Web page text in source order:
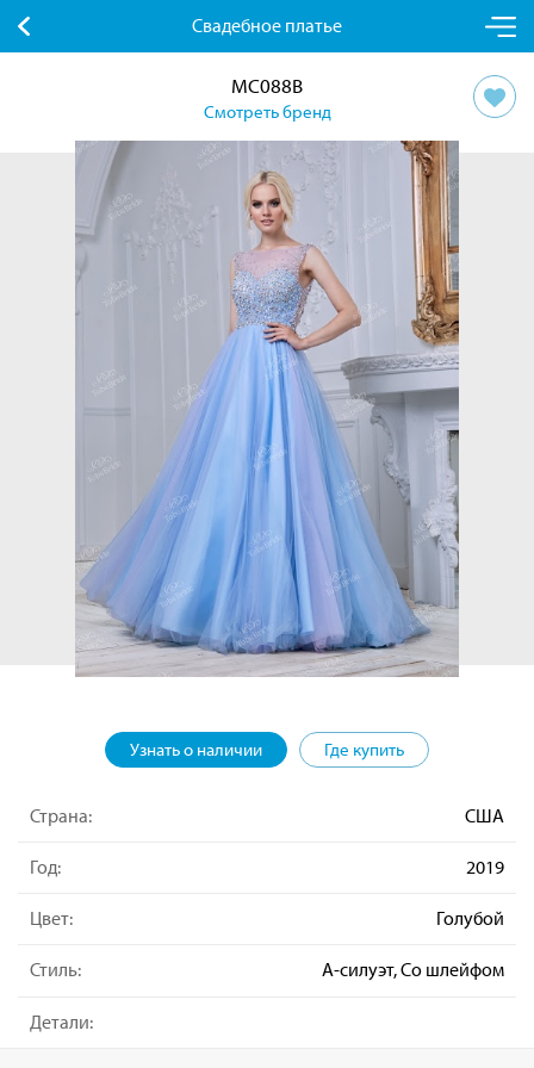
Свадебное платье
MC088B
Смотреть бренд
Узнать о наличии Где купить
Страна: США
Год: 2019
Цвет: Голубой
Стиль: А-силуэт, Со шлейфом
Детали: